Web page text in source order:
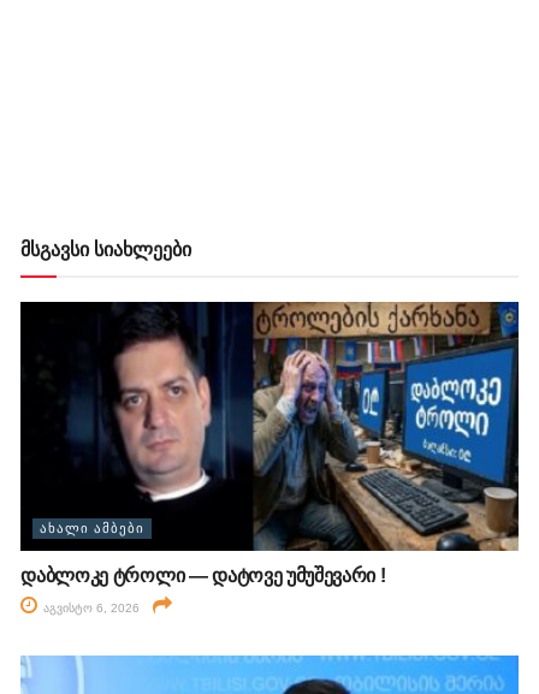
მსგავსი სიახლეები
ᲐᲮᲐᲚᲘ ᲐᲛᲑᲔᲑᲘ
დაბლოკე ტროლი — დატოვე უმუშევარი !
აგვისტო 6, 2026